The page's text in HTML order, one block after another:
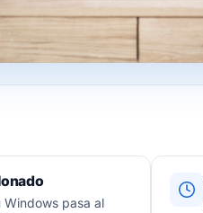
Windows pasa al